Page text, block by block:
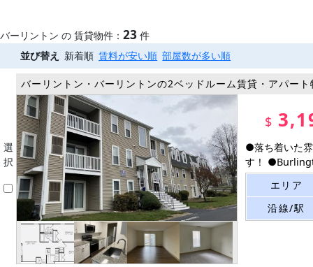
バーリントン の 賃貸物件： 23 件
並び替え
新着順 賃料が安い順 部屋数が多い順
選
択
バーリントン・バーリントンの2ベッドルーム賃貸・アパート
$
●落ち着いた
す！
エリア
沿線/駅